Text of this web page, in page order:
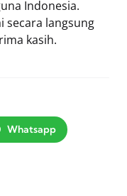
Indonesia.
secara langsung
kasih.
Whatsapp